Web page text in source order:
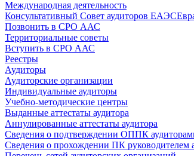
Международная деятельность
Консультативный Совет аудиторов ЕАЭС
Позвонить в СРО ААС
Территориальные советы
Вступить в СРО ААС
Реестры
Аудиторы
Аудиторские организации
Индивидуальные аудиторы
Учебно-методические центры
Выданные аттестаты аудитора
Аннулированные аттестаты аудитора
Сведения о подтверждении ОППК
Сведения о прохождении ПК